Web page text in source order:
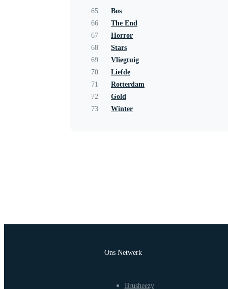
65
Bos
66
The End
67
Horror
68
Stars
69
Vliegtuig
70
Liefde
71
Rotterdam
72
Gold
73
Winter
Ons Netwerk
Brusheezy